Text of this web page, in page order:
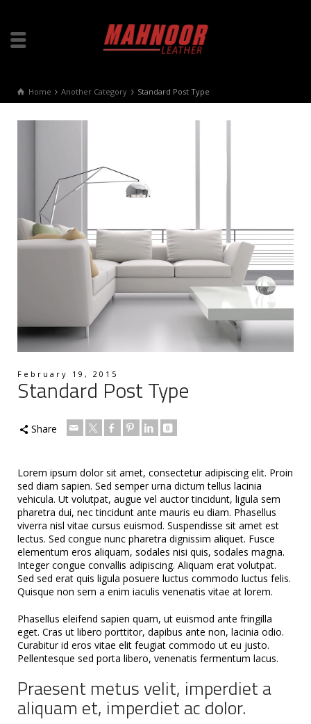
Home Another Category Standard Post Type
February 19, 2015
Standard Post Type
Share
Lorem ipsum dolor sit amet, consectetur adipiscing elit. Proin
sed diam sapien. Sed semper urna dictum tellus lacinia
vehicula. Ut volutpat, augue vel auctor tincidunt, ligula sem
pharetra dui, nec tincidunt ante mauris eu diam. Phasellus
viverra nisl vitae cursus euismod. Suspendisse sit amet est
lectus. Sed congue nunc pharetra dignissim aliquet. Fusce
elementum eros aliquam, sodales nisi quis, sodales magna.
Integer congue convallis adipiscing. Aliquam erat volutpat.
Sed sed erat quis ligula posuere luctus commodo luctus felis.
Quisque non sem a enim iaculis venenatis vitae at lorem.
Phasellus eleifend sapien quam, ut euismod ante fringilla
eget. Cras ut libero porttitor, dapibus ante non, lacinia odio.
Curabitur id eros vitae elit feugiat commodo ut eu justo.
Pellentesque sed porta libero, venenatis fermentum lacus.
Praesent metus velit, imperdiet a
aliquam et, imperdiet ac dolor.